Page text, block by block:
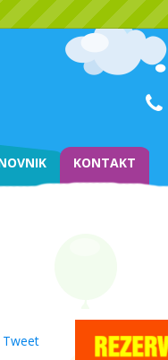
KONTAKT
Tweet